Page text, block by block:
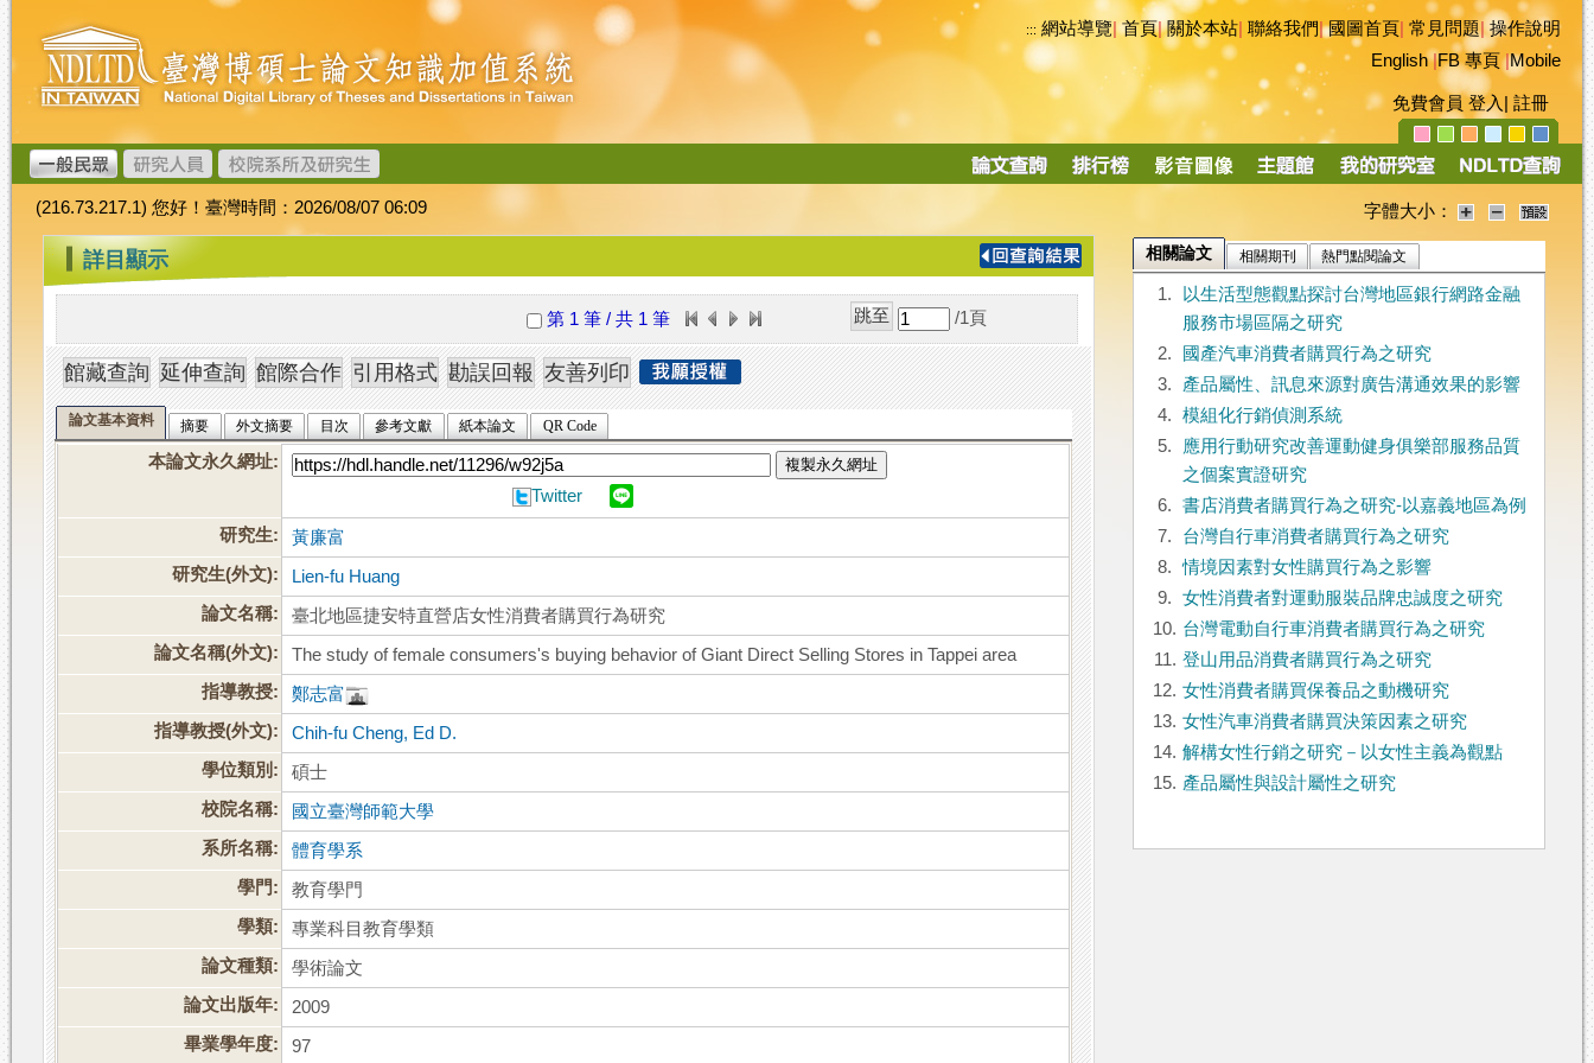
跳
到
主
要
內
容
臺
灣
博
碩
士
論
文
加
值
系
統
::: 網站導覽|首頁|關於本站 聯絡我們|國圖首頁 常見問題|操作說明
English|FB 專頁|Mobile
免費會員 登入 註冊
導
(216.73.217.1) 您好！臺灣時間：2026/08/07 06:09 字體大小：
::: 詳目顯示
第 1 筆 / 共 1 筆 /1 頁
論文基本資料 摘要 外文摘要 目次 參考文獻 紙本論文 QR Code
本論文永久網址: 複製永久網址
Twitter
研究生:
黃廉富
研究生(外文):
Lien-fu Huang
論文名稱:
臺北地區捷安特直營店女性消費者購買行為研究
論文名稱(外文):
The study of female consumers's buying behavior of Giant Direct Selling Stores in Tappei area
指導教授:
鄭志富
指導教授(外文):
Chih-fu Cheng, Ed D.
學位類別:
碩士
校院名稱:
國立臺灣師範大學
系所名稱:
體育學系
學門:
教育學門
學類:
專業科目教育學類
論文種類:
學術論文
論文出版年:
2009
畢業學年度:
97
相關論文 相關期刊 熱門點閱論文
1.
以生活型態觀點探討台灣地區銀行網路金融
服務市場區隔之研究
2.
國產汽車消費者購買行為之研究
3.
產品屬性、訊息來源對廣告溝通效果的影響
4.
模組化行銷偵測系統
5.
應用行動研究改善運動健身俱樂部服務品質
之個案實證研究
6.
書店消費者購買行為之研究-以嘉義地區為例
7.
台灣自行車消費者購買行為之研究
8. 情境因素對女性購買行為之影響
9.
女性消費者對運動服裝品牌忠誠度之研究
10. 台灣電動自行車消費者購買行為之研究
11. 登山用品消費者購買行為之研究
12. 女性消費者購買保養品之動機研究
13. 女性汽車消費者購買決策因素之研究
14. 解構女性行銷之研究－以女性主義為觀點
15. 產品屬性與設計屬性之研究